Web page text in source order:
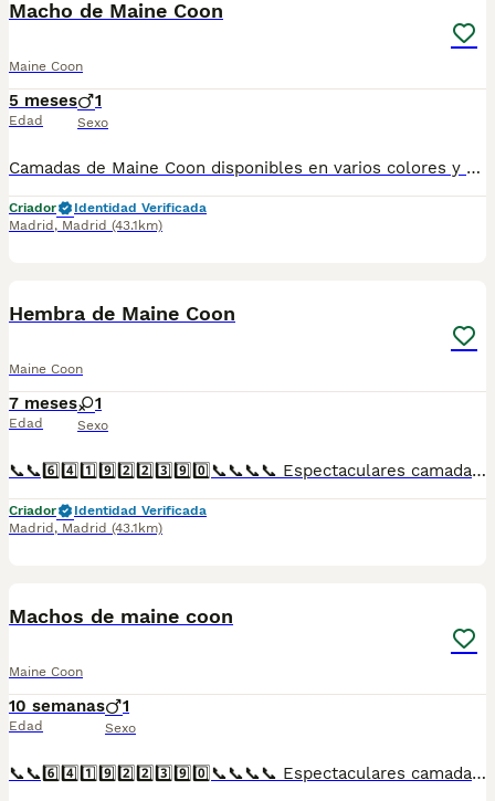
Macho de Maine Coon
Maine Coon
5 meses
Edad
1
Sexo
Camadas de Maine Coon disponibles en varios colores y tonalidades. Machos y hembras. Criadores responsables y familiares. Se entregan a partir de 2 meses de edad y sus vacunas correspondientes, desparasitados. Todos los cachorros son descendientes de las mejores líneas nacionales. Se entregan en toda España con transporte de alta calidad preparado para animales, van en vehículo climatizado con chófer particular a cargo del comprador. Si tienes dudas o consultas sobre la raza, podemos resolver tus dudas por whats app ;) Abogamos por una cría nacional (no en países del este) en un ambiente familiar con personas con vocación en una cría ética y responsable, y que por encima de todo, aman a los animales Teléfono / Whats app: 641 92 23 90
Criador
Identidad Verificada
Madrid , Madrid (43.1km)
Hembra de Maine Coon
Maine Coon
7 meses
Edad
1
Sexo
📞📞6️⃣4️⃣1️⃣9️⃣2️⃣2️⃣3️⃣9️⃣0️⃣📞📞📞📞 Espectaculares camadas de gatitos de Maine Coon nacionales descendientes de las mejores líneas de sangre. Disponibles tanto hembras como machos. Las camadas están bajo supervisión veterinaria desde su nacimiento hasta que son entregadas a su nueva familia. Criados por un equipo de profesionales y mejores personas que, con más de 20 años de experiencia , cuidan a los animales por vocación, aplicando una cría ética y responsable para que cada cachorro se desarrolle con la mejor salud y con un buen temperamento. Todos los cachorritos se entregan con unos dos meses y medio de edad y sus vacunas correspondientes, desparasitados interna y externamente, con certificado de salud, y garantía tanto por enfermedad vírica como congénito genética. Posibilidad de entregar en toda España mediante transporte propio preparado para animales y con chofer privado. Los precios pueden variar según las características y morfología de cada cachorro. Añádenos al whats app o llámanos, y encantados atenderemos todas tus dudas y consultas. Teléfono / Whats app: 641 92 23 90
Criador
Identidad Verificada
Madrid , Madrid (43.1km)
Machos de maine coon
Maine Coon
10 semanas
Edad
1
Sexo
📞📞6️⃣4️⃣1️⃣9️⃣2️⃣2️⃣3️⃣9️⃣0️⃣📞📞📞📞 Espectaculares camadas de perritos de machos y hembras de maine coon nacionales descendientes de las mejores líneas de sangre. Disponibles tanto hembras como machos. Las camadas están bajo supervisión veterinaria desde su nacimiento hasta que son entregadas a su nueva familia. Criados por un equipo de profesionales y mejores personas que, con más de 20 años de experiencia , cuidan a los animales por vocación, aplicando una cría ética y responsable para que cada cachorro se desarrolle con la mejor salud y con un buen temperamento. Todos los cachorritos se entregan con unos dos meses y medio de edad y sus vacunas correspondientes, desparasitados interna y externamente, con certificado de salud, y garantía tanto por enfermedad vírica como congénito genética. Posibilidad de entregar en toda España mediante transporte propio preparado para animales y con chofer privado. Los precios pueden variar según las características y morfología de cada cachorro. Añádenos al whats app o llámanos, y encantados atenderemos todas tus dudas y consultas. Teléfono / Whats app: 641 92 23 90